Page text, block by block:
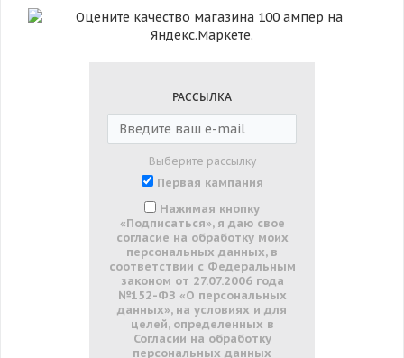
РАССЫЛКА
Выберите рассылку
Первая кампания
Нажимая кнопку
«Подписаться», я даю свое
согласие на обработку моих
персональных данных, в
соответствии с Федеральным
законом от 27.07.2006 года
№152-ФЗ «О персональных
данных», на условиях и для
целей, определенных в
Согласии на обработку
персональных данных